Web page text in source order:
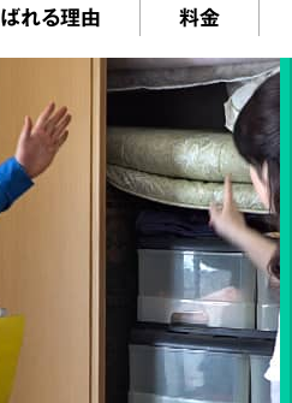
れる理由 料金